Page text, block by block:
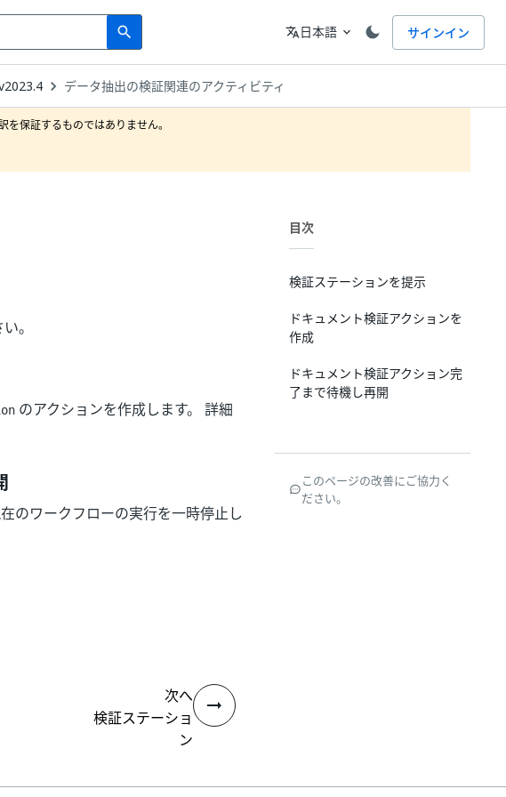
search
Search 言語
translate日本語 expand_more サインイン
データ抽出の検証関連のアクティビティ
保証するものではありません。
。
のアクションを作成します。 詳細
のワークフローの実行を一時停止し
目次
検証ステーションを提示
ドキュメント検証アクションを
作成
ドキュメント検証アクション完
了まで待機し再開
このページの改善にご協力く
ださい。
次へ
検証ステーショ
ン